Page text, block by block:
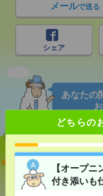
どちらの
【オープ
付き添いも
メールで送る
シェア
あなたの
【オープニング募
いも仕事の1つ[派